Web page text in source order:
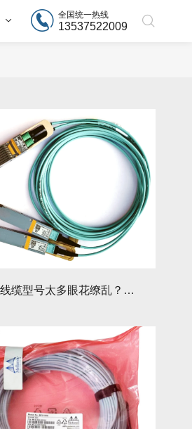
全国统一热线
13537522009
Mellanox线缆型号太多眼花缭乱？速查选型表来了！